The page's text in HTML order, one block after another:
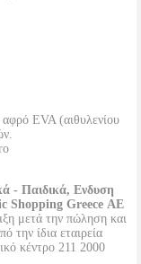
EVA (αιθυλενίου
- Παιδικά, Ενδυση
Shopping Greece ΑΕ
μετά την πώληση και
την ίδια εταιρεία
κέντρο 211 2000